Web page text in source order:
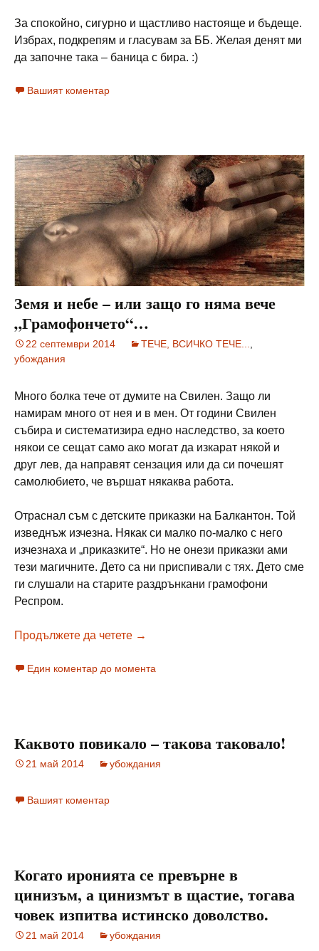
За спокойно, сигурно и щастливо настояще и бъдеще.
Избрах, подкрепям и гласувам за ББ. Желая денят ми
да започне така – баница с бира. :)
Вашият коментар
Земя и небе – или защо го няма вече
„Грамофончето“…
22 септември 2014 ТЕЧЕ, ВСИЧКО ТЕЧЕ...
убождания
Много болка тече от думите на Свилен. Защо ли
намирам много от нея и в мен. От години Свилен
събира и систематизира едно наследство, за което
някои се сещат само ако могат да изкарат някой и
друг лев, да направят сензация или да си почешят
самолюбието, че вършат някаква работа.
Отраснал съм с детските приказки на Балкантон. Той
изведнъж изчезна. Някак си малко по-малко с него
изчезнаха и „приказките“. Но не онези приказки ами
тези магичните. Дето са ни приспивали с тях. Дето сме
ги слушали на старите раздрънкани грамофони
Респром.
Продължете да четете Земя и небе – или защо го няма
→
Един коментар до момента
Каквото повикало – такова таковало!
21 май 2014 убождания
Вашият коментар
Когато иронията се превърне в
цинизъм, а цинизмът в щастие, тогава
човек изпитва истинско доволство.
21 май 2014 убождания